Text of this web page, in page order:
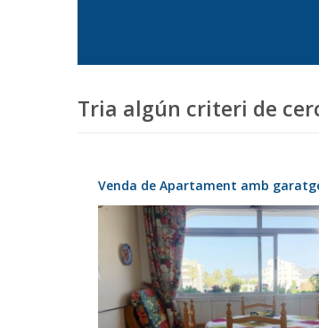
Tria algún criteri de
Venda de Apartament amb